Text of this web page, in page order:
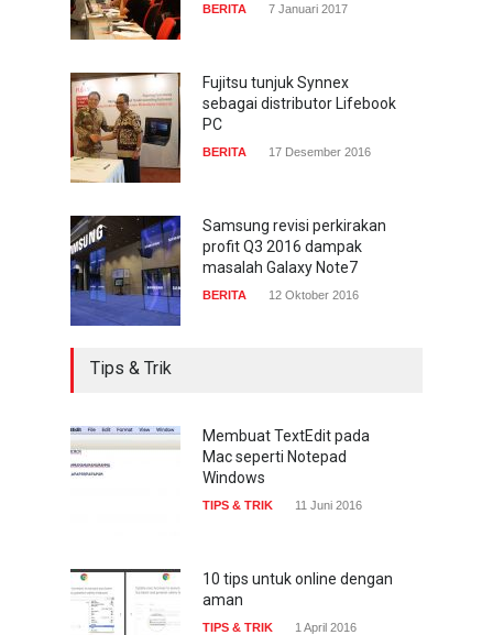
gencar
COMPUTING & SOFTWARE
7 Januari 2017
BERITA 7 Januari 2017
Fujitsu tunjuk Synnex
sebagai distributor Lifebook
PC
BERITA 17 Desember 2016
Samsung revisi perkirakan
profit Q3 2016 dampak
masalah Galaxy Note7
BERITA 12 Oktober 2016
Tips & Trik
Membuat TextEdit pada
Mac seperti Notepad
Windows
TIPS & TRIK 11 Juni 2016
10 tips untuk online dengan
aman
TIPS & TRIK 1 April 2016